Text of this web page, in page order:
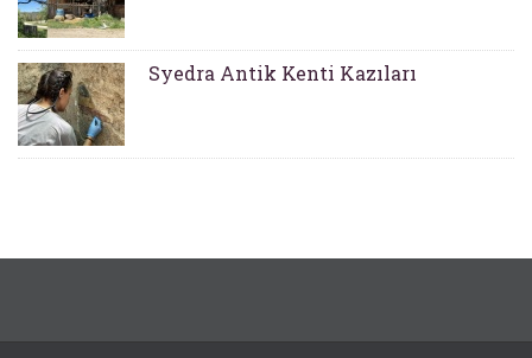
Syedra Antik Kenti Kazıları